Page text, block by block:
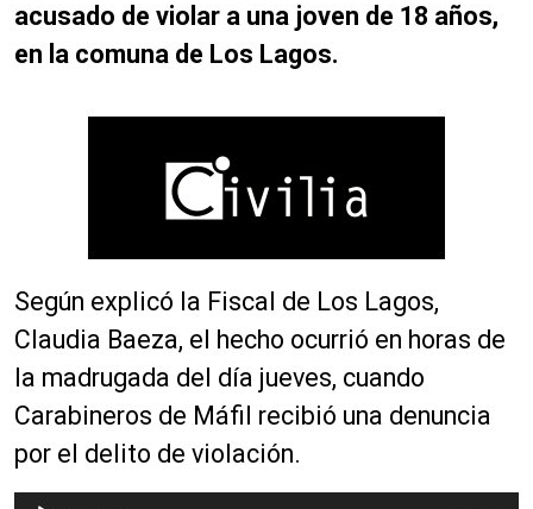
acusado de violar a una joven de 18 años,
en la comuna de Los Lagos.
Según explicó la Fiscal de Los Lagos,
Claudia Baeza, el hecho ocurrió en horas de
la madrugada del día jueves, cuando
Carabineros de Máfil recibió una denuncia
por el delito de violación.